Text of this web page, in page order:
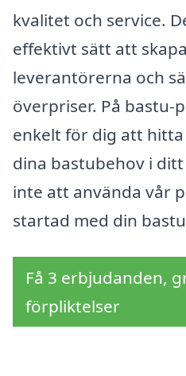
kvalitet och service.
effektivt sätt att
leverantörerna och
överpriser. På bastu-
enkelt för dig att
dina bastubehov i
inte att använda vår
startad med din
Få 3 erbjudanden,
förpliktelser